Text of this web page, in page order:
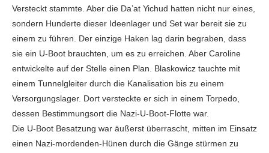
Versteckt stammte. Aber die Da’at Yichud hatten nicht nur eines,
sondern Hunderte dieser Ideenlager und Set war bereit sie zu
einem zu führen. Der einzige Haken lag darin begraben, dass
sie ein U-Boot brauchten, um es zu erreichen. Aber Caroline
entwickelte auf der Stelle einen Plan. Blaskowicz tauchte mit
einem Tunnelgleiter durch die Kanalisation bis zu einem
Versorgungslager. Dort versteckte er sich in einem Torpedo,
dessen Bestimmungsort die Nazi-U-Boot-Flotte war.
Die U-Boot Besatzung war äußerst überrascht, mitten im Einsatz
einen Nazi-mordenden-Hünen durch die Gänge stürmen zu